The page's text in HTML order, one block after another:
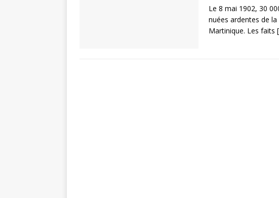
Le 8 mai 1902, 30
nuées ardentes de
Martinique. Les faits